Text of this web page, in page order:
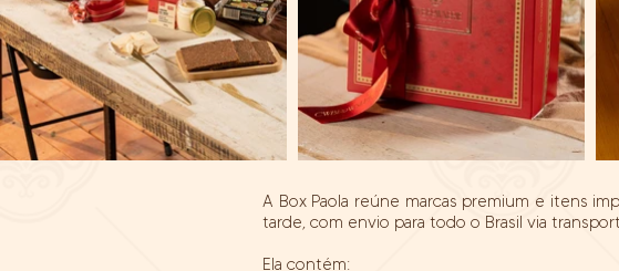
A Box Paola reúne marcas premium e itens
tarde, com envio para todo o Brasil via
Ela contém: